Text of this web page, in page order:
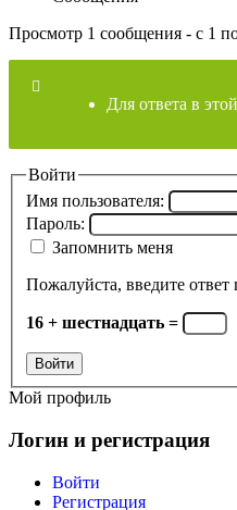
Просмотр 1 сообщения - с 1
Для ответа в
Войти
Имя пользователя:
Пароль:
Запомнить меня
Пожалуйста, введите
16 + шестнадцать =
Войти
Мой профиль
Логин и регистрация
Войти
Регистрация